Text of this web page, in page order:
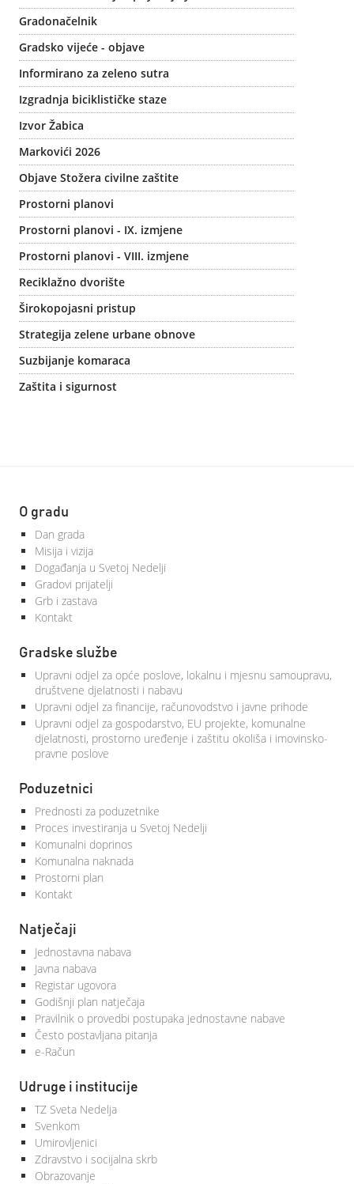
Gradonačelnik
Gradsko vijeće - objave
Informirano za zeleno sutra
Izgradnja biciklističke staze
Izvor Žabica
Markovići 2026
Objave Stožera civilne zaštite
Prostorni planovi
Prostorni planovi - IX. izmjene
Prostorni planovi - VIII. izmjene
Reciklažno dvorište
Širokopojasni pristup
Strategija zelene urbane obnove
Suzbijanje komaraca
Zaštita i sigurnost
O gradu
Dan grada
Misija i vizija
Događanja u Svetoj Nedelji
Gradovi prijatelji
Grb i zastava
Kontakt
Gradske službe
Upravni odjel za opće poslove, lokalnu i mjesnu samoupravu,
društvene djelatnosti i nabavu
Upravni odjel za financije, računovodstvo i javne prihode
Upravni odjel za gospodarstvo, EU projekte, komunalne
djelatnosti, prostorno uređenje i zaštitu okoliša i imovinsko-
pravne poslove
Poduzetnici
Prednosti za poduzetnike
Proces investiranja u Svetoj Nedelji
Komunalni doprinos
Komunalna naknada
Prostorni plan
Kontakt
Natječaji
Jednostavna nabava
Javna nabava
Registar ugovora
Godišnji plan natječaja
Pravilnik o provedbi postupaka jednostavne nabave
Često postavljana pitanja
e-Račun
Udruge i institucije
TZ Sveta Nedelja
Svenkom
Umirovljenici
Zdravstvo i socijalna skrb
Obrazovanje